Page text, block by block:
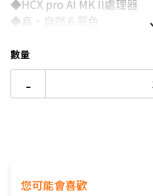
24期
◆HCX pro AI MK II處理器
◆真・自然６原色
數量
-
您可能會喜歡